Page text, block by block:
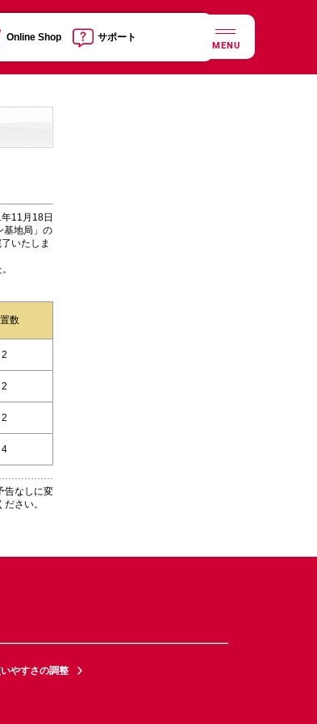
Online Shop サポート
MENU
11月18日
基地局」の
いたしま
数
2
2
2
4
告なしに変
ださい。
やすさの調整